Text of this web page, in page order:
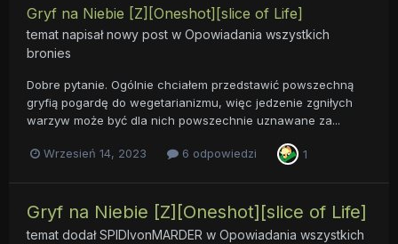
Gryf na Niebie [Z][Oneshot][slice of Life]
temat napisał nowy post w Opowiadania wszystkich
bronies
Dobre pytanie. Ogólnie chciałem przedstawić powszechną
gryfią pogardę do wegetarianizmu, więc jedzenie zgniłych
warzyw może być dla nich powszechnie uznawane za...
Wrzesień 14, 2023 6 odpowiedzi 1
Gryf na Niebie [Z][Oneshot][slice of Life]
temat dodałSPIDIvonMARDER w Opowiadania wszystkich